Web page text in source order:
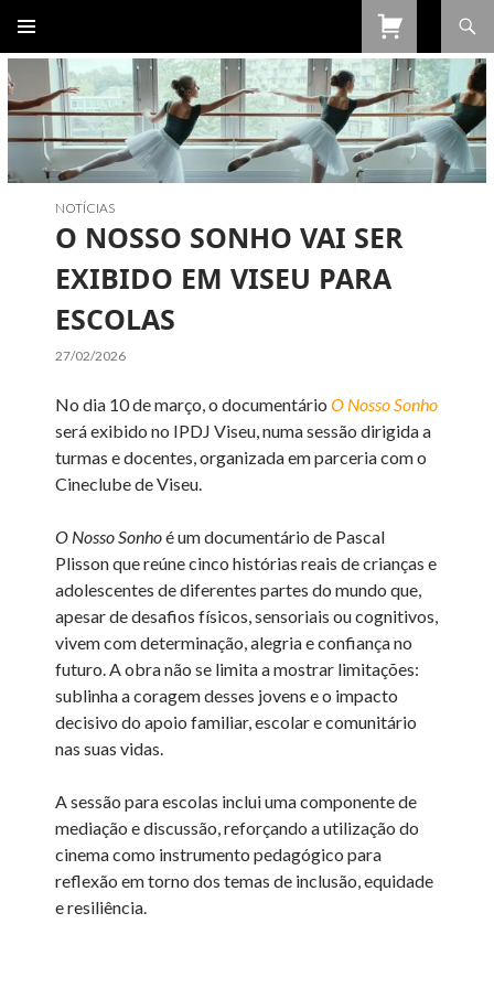
PARA
CONTEÚDO
NOTÍCIAS
O NOSSO SONHO VAI SER
EXIBIDO EM VISEU PARA
ESCOLAS
27/02/2026
No dia 10 de março, o documentárioO Nosso Sonho
será exibido no IPDJ Viseu, numa sessão dirigida a
turmas e docentes, organizada em parceria com o
Cineclube de Viseu.
O Nosso Sonhoé um documentário de Pascal
Plisson que reúne cinco histórias reais de crianças e
adolescentes de diferentes partes do mundo que,
apesar de desafios físicos, sensoriais ou cognitivos,
vivem com determinação, alegria e confiança no
futuro. A obra não se limita a mostrar limitações:
sublinha a coragem desses jovens e o impacto
decisivo do apoio familiar, escolar e comunitário
nas suas vidas.
A sessão para escolas inclui uma componente de
mediação e discussão, reforçando a utilização do
cinema como instrumento pedagógico para
reflexão em torno dos temas de inclusão, equidade
e resiliência.